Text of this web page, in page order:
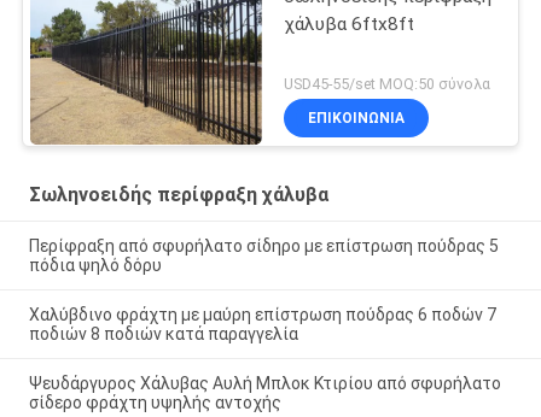
χάλυβα 6ftx8ft
USD45-55/set MOQ:50 σύνολα
ΕΠΙΚΟΙΝΩΝΙΑ
Σωληνοειδής περίφραξη χάλυβα
Περίφραξη από σφυρήλατο σίδηρο με επίστρωση πούδρας 5
πόδια ψηλό δόρυ
Χαλύβδινο φράχτη με μαύρη επίστρωση πούδρας 6 ποδών 7
ποδιών 8 ποδιών κατά παραγγελία
Ψευδάργυρος Χάλυβας Αυλή Μπλοκ Κτιρίου από σφυρήλατο
σίδερο φράχτη υψηλής αντοχής